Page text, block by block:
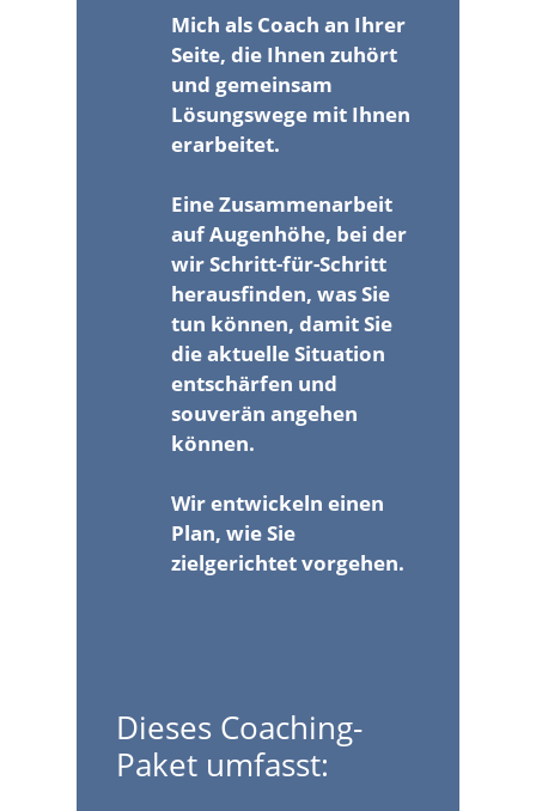
Mich als Coach an Ihrer
Seite, die Ihnen zuhört
und gemeinsam
Lösungswege mit Ihnen
erarbeitet.
Eine Zusammenarbeit
auf Augenhöhe, bei der
wir Schritt-für-Schritt
herausfinden, was Sie
tun können, damit Sie
die aktuelle Situation
entschärfen und
souverän angehen
können.
Wir entwickeln einen
Plan, wie Sie
zielgerichtet vorgehen.
Dieses Coaching-
Paket umfasst: